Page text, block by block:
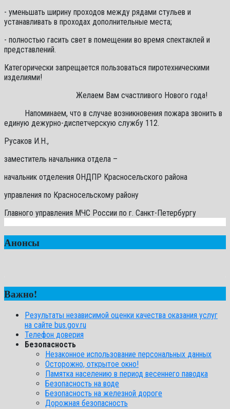
- уменьшать ширину проходов между рядами стульев и
устанавливать в проходах дополнительные места;
- полностью гасить свет в помещении во время спектаклей и
представлений.
Категорически запрещается пользоваться пиротехническими
изделиями!
Желаем Вам счастливого Нового года!
Напоминаем, что в случае возникновения пожара звонить в
единую дежурно-диспетчерскую службу 112.
Русаков И.Н.,
заместитель начальника отдела –
начальник отделения ОНДПР Красносельского района
управления по Красносельскому району
Главного управления МЧС России по г. Санкт-Петербургу
Анонсы
Важно!
Результаты независимой оценки качества оказания услуг
на сайте bus.gov.ru
Телефон доверия
Безопасность
Незаконное использование персональных данных
Осторожно, открытое окно!
Памятка населению в период весеннего паводка
Безопасность на воде
Безопасность на железной дороге
Дорожная безопасность